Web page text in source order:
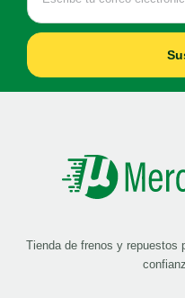
Tienda de frenos y repuestos